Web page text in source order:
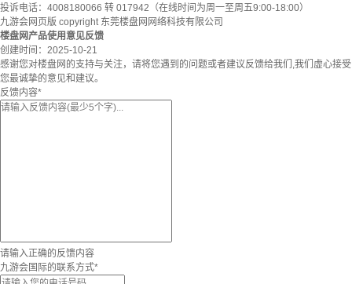
投诉电话：4008180066 转 017942（在线时间为周一至周五9:00-18:00）
九游会网页版 copyright 东莞楼盘网网络科技有限公司
楼盘网产品使用意见反馈
创建时间： 2025-10-21
感谢您对楼盘网的支持与关注，请将您遇到的问题或者建议反馈给我们,我们虚心接受
您最诚挚的意见和建议。
反馈内容*
请输入正确的反馈内容
九游会国际的联系方式*